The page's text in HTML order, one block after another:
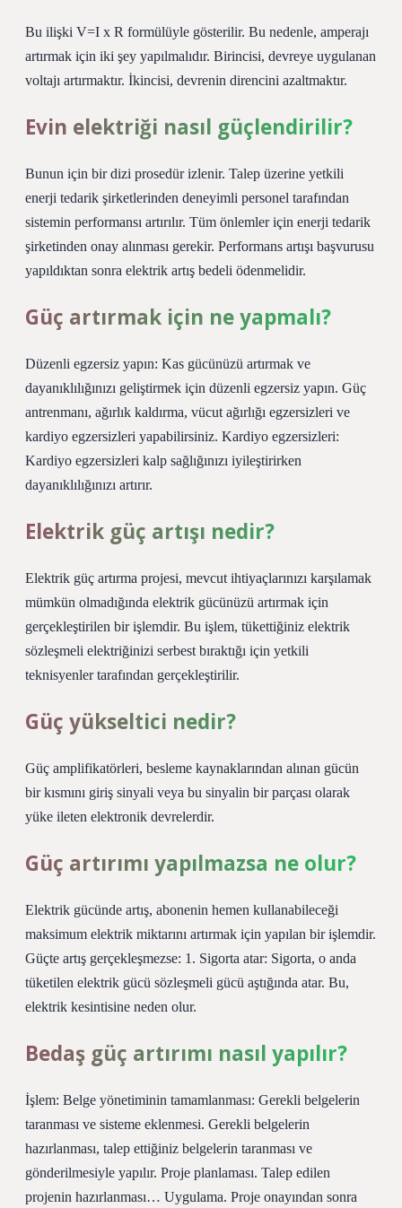
Bu ilişki V=I x R formülüyle gösterilir. Bu nedenle, amperajı
artırmak için iki şey yapılmalıdır. Birincisi, devreye uygulanan
voltajı artırmaktır. İkincisi, devrenin direncini azaltmaktır.
Evin elektriği nasıl güçlendirilir?
Bunun için bir dizi prosedür izlenir. Talep üzerine yetkili
enerji tedarik şirketlerinden deneyimli personel tarafından
sistemin performansı artırılır. Tüm önlemler için enerji tedarik
şirketinden onay alınması gerekir. Performans artışı başvurusu
yapıldıktan sonra elektrik artış bedeli ödenmelidir.
Güç artırmak için ne yapmalı?
Düzenli egzersiz yapın: Kas gücünüzü artırmak ve
dayanıklılığınızı geliştirmek için düzenli egzersiz yapın. Güç
antrenmanı, ağırlık kaldırma, vücut ağırlığı egzersizleri ve
kardiyo egzersizleri yapabilirsiniz. Kardiyo egzersizleri:
Kardiyo egzersizleri kalp sağlığınızı iyileştirirken
dayanıklılığınızı artırır.
Elektrik güç artışı nedir?
Elektrik güç artırma projesi, mevcut ihtiyaçlarınızı karşılamak
mümkün olmadığında elektrik gücünüzü artırmak için
gerçekleştirilen bir işlemdir. Bu işlem, tükettiğiniz elektrik
sözleşmeli elektriğinizi serbest bıraktığı için yetkili
teknisyenler tarafından gerçekleştirilir.
Güç yükseltici nedir?
Güç amplifikatörleri, besleme kaynaklarından alınan gücün
bir kısmını giriş sinyali veya bu sinyalin bir parçası olarak
yüke ileten elektronik devrelerdir.
Güç artırımı yapılmazsa ne olur?
Elektrik gücünde artış, abonenin hemen kullanabileceği
maksimum elektrik miktarını artırmak için yapılan bir işlemdir.
Güçte artış gerçekleşmezse: 1. Sigorta atar: Sigorta, o anda
tüketilen elektrik gücü sözleşmeli gücü aştığında atar. Bu,
elektrik kesintisine neden olur.
Bedaş güç artırımı nasıl yapılır?
İşlem: Belge yönetiminin tamamlanması: Gerekli belgelerin
taranması ve sisteme eklenmesi. Gerekli belgelerin
hazırlanması, talep ettiğiniz belgelerin taranması ve
gönderilmesiyle yapılır. Proje planlaması. Talep edilen
projenin hazırlanması… Uygulama. Proje onayından sonra